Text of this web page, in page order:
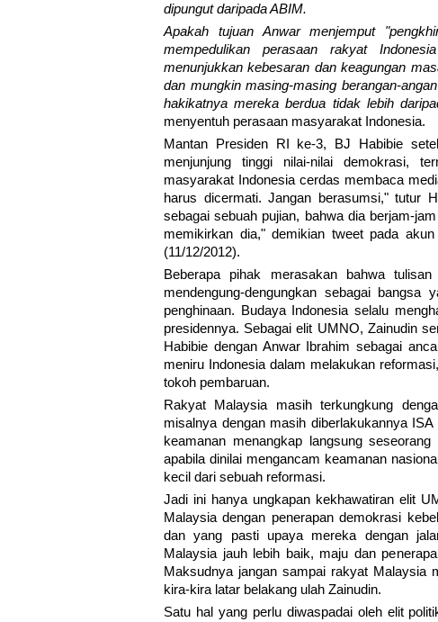
dipungut daripada ABIM.
Apakah tujuan Anwar menjemput
mempedulikan perasaan rakyat
menunjukkan kebesaran dan keagungan
dan mungkin masing-masing berangan-
hakikatnya mereka berdua tidak lebih
menyentuh perasaan masyarakat Indonesia.
Mantan Presiden RI ke-3, BJ Habibie
menjunjung tinggi nilai-nilai demokrasi,
masyarakat Indonesia cerdas membaca
harus dicermati. Jangan berasumsi," tutur
sebagai sebuah pujian, bahwa dia berjam-
memikirkan dia," demikian tweet pada
(11/12/2012).
Beberapa pihak merasakan bahwa
mendengung-dengungkan sebagai
penghinaan. Budaya Indonesia selalu
presidennya. Sebagai elit UMNO, Zainudin
Habibie dengan Anwar Ibrahim sebagai
meniru Indonesia dalam melakukan
tokoh pembaruan.
Rakyat Malaysia masih terkungkung
misalnya dengan masih diberlakukannya ISA
keamanan menangkap langsung
apabila dinilai mengancam keamanan
kecil dari sebuah reformasi.
Jadi ini hanya ungkapan kekhawatiran elit
Malaysia dengan penerapan demokrasi
dan yang pasti upaya mereka dengan
Malaysia jauh lebih baik, maju dan
Maksudnya jangan sampai rakyat Malaysia
kira-kira latar belakang ulah Zainudin.
Satu hal yang perlu diwaspadai oleh elit